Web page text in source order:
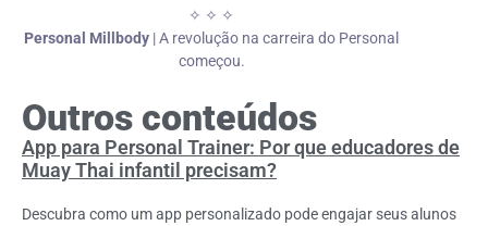
✧ ✧ ✧
Personal Millbody | A revolução na carreira do Personal
começou.
Outros conteúdos
App para Personal Trainer: Por que educadores de
Muay Thai infantil precisam?
Descubra como um app personalizado pode engajar seus alunos